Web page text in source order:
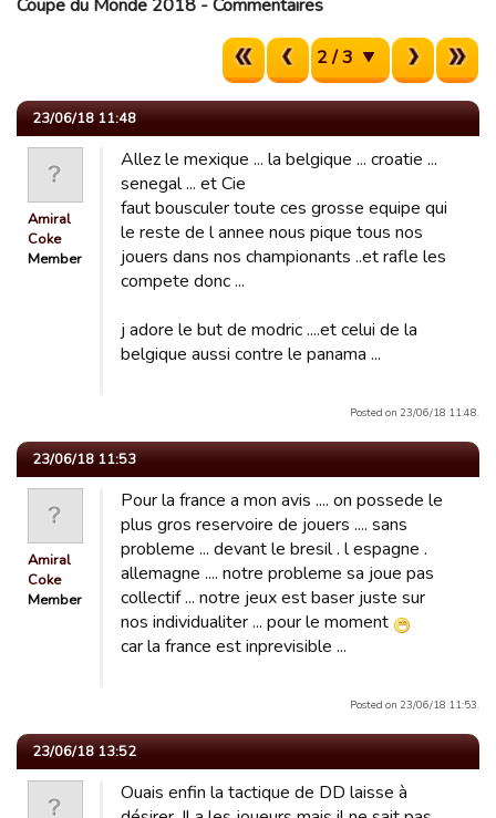
Coupe du Monde 2018 - Commentaires
2 / 3
23/06/18 11:48
Amiral
Coke
Member
Allez le mexique ... la belgique ... croatie ...
senegal ... et Cie
faut bousculer toute ces grosse equipe qui
le reste de l annee nous pique tous nos
jouers dans nos championants ..et rafle les
compete donc ...
j adore le but de modric ....et celui de la
belgique aussi contre le panama ...
Posted on 23/06/18 11:48.
23/06/18 11:53
Amiral
Coke
Member
Pour la france a mon avis .... on possede le
plus gros reservoire de jouers .... sans
probleme ... devant le bresil . l espagne .
allemagne .... notre probleme sa joue pas
collectif ... notre jeux est baser juste sur
nos individualiter ... pour le moment
car la france est inprevisible ...
Posted on 23/06/18 11:53.
23/06/18 13:52
Ouais enfin la tactique de DD laisse à